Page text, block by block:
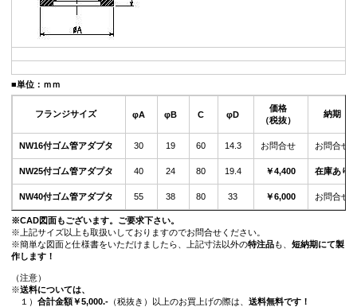
■単位：ｍｍ
フランジサイズ φA φB C φD
価格
（税抜）
納期
NW16付ゴム管アダプタ 30 19 60 14.3 お問合せ お問合せ
NW25付ゴム管アダプタ 40 24 80 19.4 ￥4,400 在庫あり
NW40付ゴム管アダプタ 55 38 80 33 ￥6,000 お問合せ
※CAD図面もございます。ご要求下さい。
※上記サイズ以上も取扱いしておりますのでお問合せください。
※簡単な図面と仕様書をいただけましたら、上記寸法以外の特注品も、 短納期にて製
作します！
（注意）
※送料については、
１） 合計金額￥5,000.-（税抜き）以上のお買上げの際は、 送料無料です！